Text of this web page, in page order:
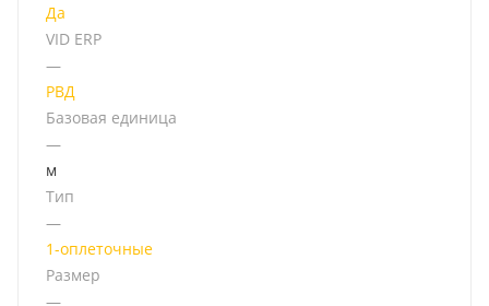
Да
VID ERP
—
РВД
Базовая единица
—
м
Тип
—
1-оплеточные
Размер
—